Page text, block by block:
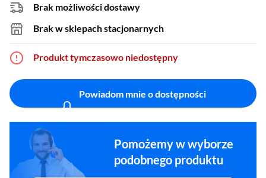
Brak możliwości dostawy
Brak w sklepach stacjonarnych
Produkt tymczasowo niedostępny
Powiadom mnie o dostępności
Pomożemy w wyborze
podobnego produktu